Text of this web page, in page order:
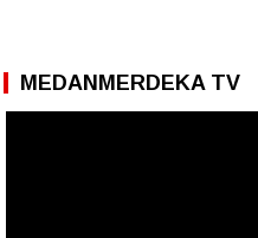
MEDANMERDEKA TV